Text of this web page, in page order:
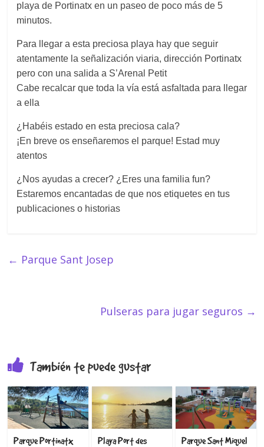
playa de Portinatx en un paseo de poco más de 5
minutos.
Para llegar a esta preciosa playa hay que seguir
atentamente la señalización viaria, dirección Portinatx
pero con una salida a S’Arenal Petit
Cabe recalcar que toda la vía está asfaltada para llegar
a ella
¿Habéis estado en esta preciosa cala?
¡En breve os enseñaremos el parque! Estad muy
atentos
¿Nos ayudas a crecer? ¿Eres una familia fun?
Estaremos encantadas de que nos etiquetes en tus
publicaciones o historias
← Parque Sant Josep
Pulseras para jugar seguros →
También te puede gustar
Parque Portinatx
Playa Port des
Parque Sant Miquel